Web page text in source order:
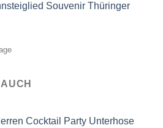
Souvenir Thüringer
Cocktail Party Unterhose